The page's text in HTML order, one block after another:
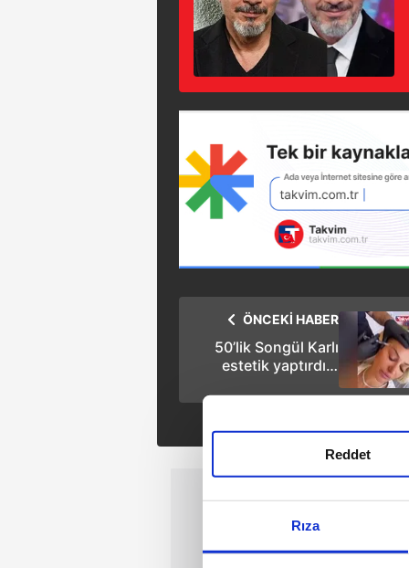
Rıza
Reddet
ÖNCEKİ HABER
50’lik Songül Karlı
estetik yaptırdığı